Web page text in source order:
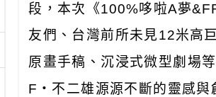
段，本次《100%哆啦A夢
友們、台灣前所未見12米高
原畫手稿、沉浸式微型劇場
F ・不二雄源源不斷的靈感